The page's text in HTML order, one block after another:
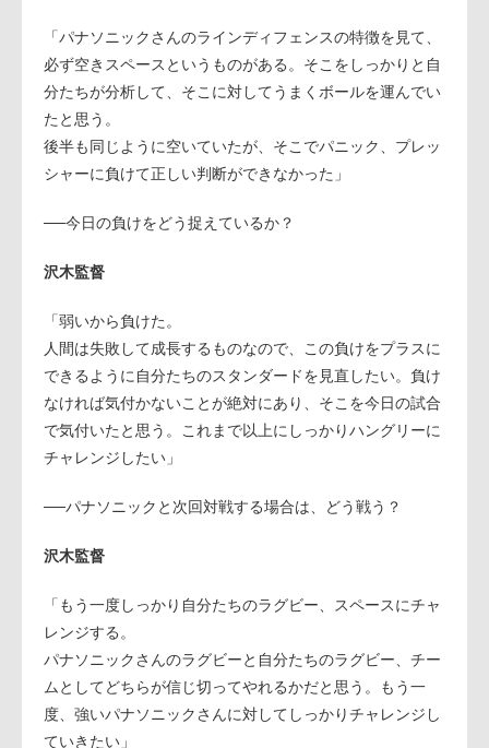
「パナソニックさんのラインディフェンスの特徴を見て、
必ず空きスペースというものがある。そこをしっかりと自
分たちが分析して、そこに対してうまくボールを運んでい
たと思う。
後半も同じように空いていたが、そこでパニック、プレッ
シャーに負けて正しい判断ができなかった」
──今日の負けをどう捉えているか？
沢木監督
「弱いから負けた。
人間は失敗して成長するものなので、この負けをプラスに
できるように自分たちのスタンダードを見直したい。負け
なければ気付かないことが絶対にあり、そこを今日の試合
で気付いたと思う。これまで以上にしっかりハングリーに
チャレンジしたい」
──パナソニックと次回対戦する場合は、どう戦う？
沢木監督
「もう一度しっかり自分たちのラグビー、スペースにチャ
レンジする。
パナソニックさんのラグビーと自分たちのラグビー、チー
ムとしてどちらが信じ切ってやれるかだと思う。もう一
度、強いパナソニックさんに対してしっかりチャレンジし
ていきたい」